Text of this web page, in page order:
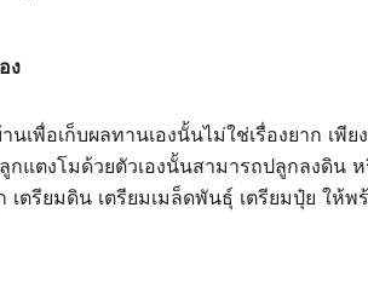
ง
เพื่อเก็บผลทานเองนั้นไม่ใช่เรื่องยาก เพี
กแตงโมด้วยตัวเองนั้นสามารถปลูกลงดิน
ตรียมดิน เตรียมเมล็ดพันธุ์ เตรียมปุ๋ย ให้พ